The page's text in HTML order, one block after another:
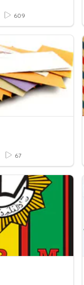
609
67